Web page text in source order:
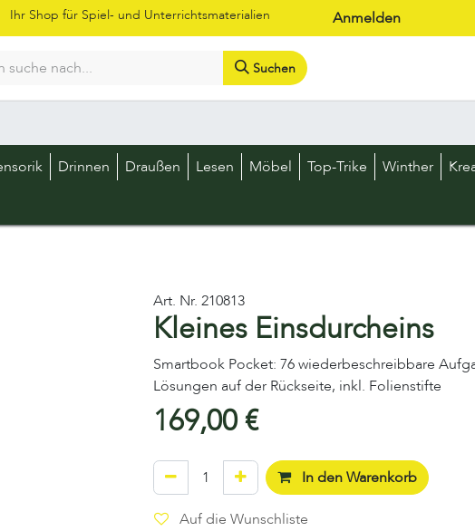
Ihr Shop für Spiel- und Unterrichtsmaterialien Anmelden
Suchen
Drinnen Draußen Lesen Möbel Top-Trike Winther
Art. Nr. 210813
Kleines Einsdurcheins
Smartbook Pocket: 76 wiederbeschreibbare
Lösungen auf der Rückseite, inkl. Folienstifte
169,00€
In den Warenkorb
Auf die Wunschliste